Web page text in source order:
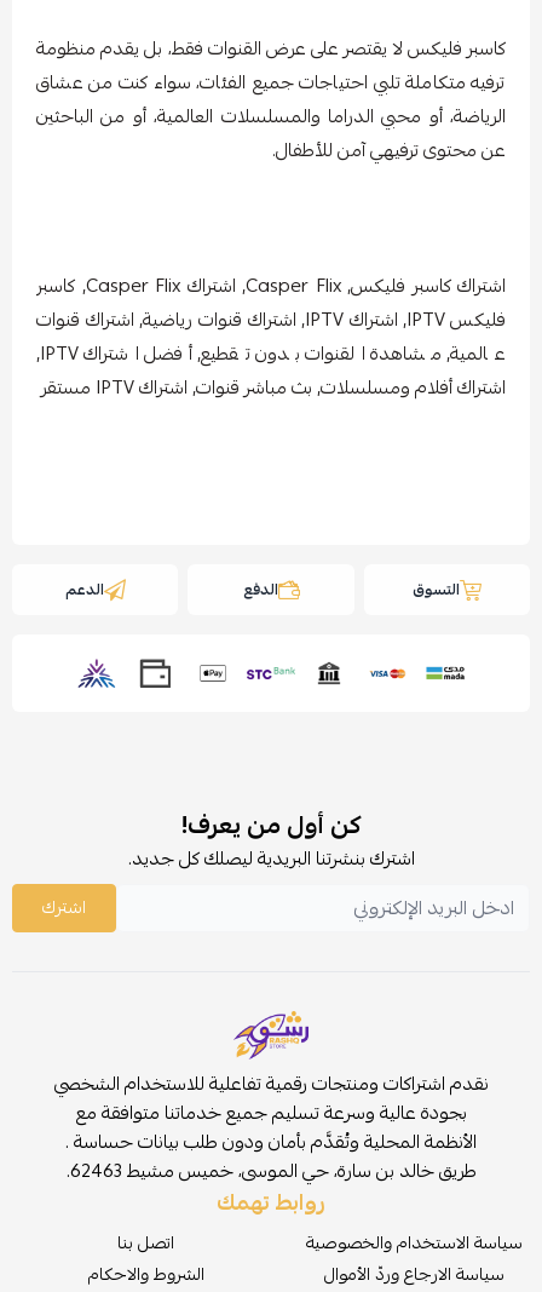
كاسبر فليكس لا يقتصر على عرض القنوات فقط، بل يقدم منظومة
ترفيه متكاملة تلبي احتياجات جميع الفئات، سواء كنت من عشاق
الرياضة، أو محبي الدراما والمسلسلات العالمية، أو من الباحثين
عن محتوى ترفيهي آمن للأطفال.
اشتراك كاسبر فليكس, Casper Flix, اشتراك Casper Flix, كاسبر
فليكس IPTV, اشتراك IPTV, اشتراك قنوات رياضية, اشتراك قنوات
عالمية, مشاهدة القنوات بدون تقطيع, أفضل اشتراك IPTV,
اشتراك أفلام ومسلسلات, بث مباشر قنوات, اشتراك IPTV مستقر
التسوق الدفع الدعم
كن أول من يعرف!
اشترك بنشرتنا البريدية ليصلك كل جديد.
اشترك
نقدم اشتراكات ومنتجات رقمية تفاعلية للاستخدام الشخصي
بجودة عالية وسرعة تسليم جميع خدماتنا متوافقة مع
الأنظمة المحلية وتُقدَّم بأمان ودون طلب بيانات حساسة .
طريق خالد بن سارة، حي الموسى، خميس مشيط 62463.
روابط تهمك
سياسة الاستخدام والخصوصية
سياسة الارجاع وردّ الأموال
اتصل بنا
الشروط والاحكام